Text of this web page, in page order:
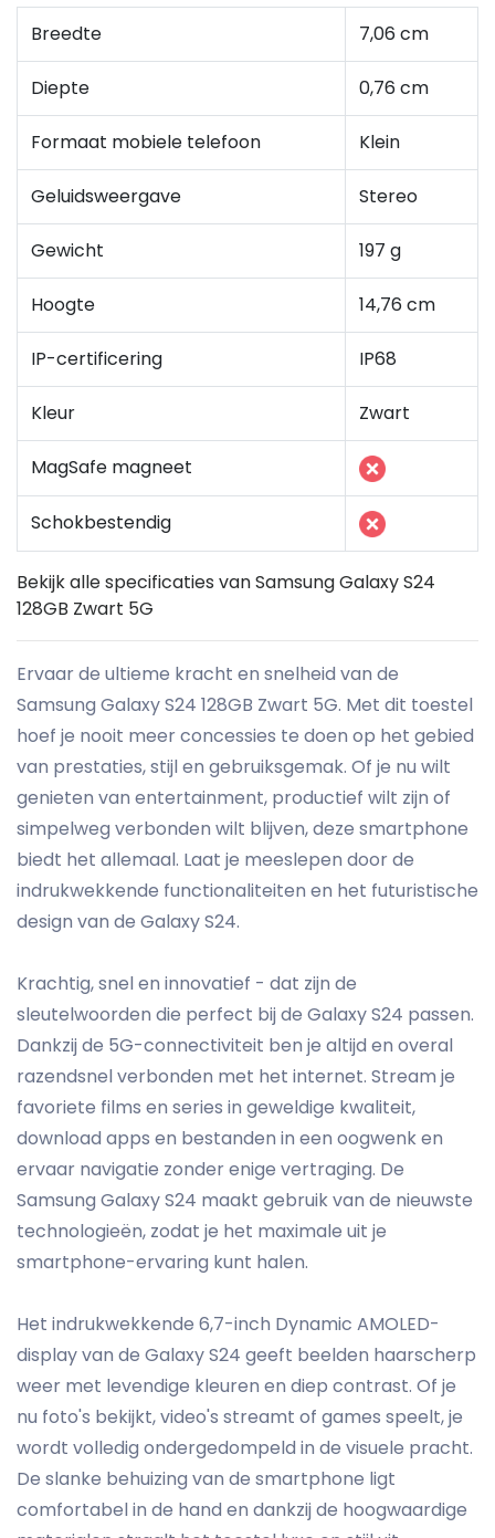
Breedte 7,06 cm
Diepte 0,76 cm
Formaat mobiele telefoon Klein
Geluidsweergave Stereo
Gewicht 197 g
Hoogte 14,76 cm
IP-certificering IP68
Kleur Zwart
MagSafe magneet
Schokbestendig
Bekijk alle specificaties van Samsung Galaxy S24
128GB Zwart 5G
Ervaar de ultieme kracht en snelheid van de
Samsung Galaxy S24 128GB Zwart 5G. Met dit toestel
hoef je nooit meer concessies te doen op het gebied
van prestaties, stijl en gebruiksgemak. Of je nu wilt
genieten van entertainment, productief wilt zijn of
simpelweg verbonden wilt blijven, deze smartphone
biedt het allemaal. Laat je meeslepen door de
indrukwekkende functionaliteiten en het futuristische
design van de Galaxy S24.
Krachtig, snel en innovatief - dat zijn de
sleutelwoorden die perfect bij de Galaxy S24 passen.
Dankzij de 5G-connectiviteit ben je altijd en overal
razendsnel verbonden met het internet. Stream je
favoriete films en series in geweldige kwaliteit,
download apps en bestanden in een oogwenk en
ervaar navigatie zonder enige vertraging. De
Samsung Galaxy S24 maakt gebruik van de nieuwste
technologieën, zodat je het maximale uit je
smartphone-ervaring kunt halen.
Het indrukwekkende 6,7-inch Dynamic AMOLED-
display van de Galaxy S24 geeft beelden haarscherp
weer met levendige kleuren en diep contrast. Of je
nu foto's bekijkt, video's streamt of games speelt, je
wordt volledig ondergedompeld in de visuele pracht.
De slanke behuizing van de smartphone ligt
comfortabel in de hand en dankzij de hoogwaardige